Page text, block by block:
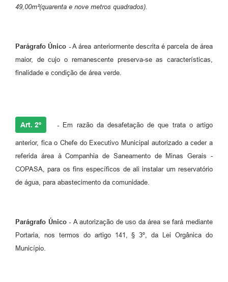
49,00m²(quarenta e nove metros quadrados).
Parágrafo Único -A área anteriormente descrita é parcela de área
maior, de cujo o remanescente preserva-se as características,
finalidade e condição de área verde.
Art. 2º - Em razão da desafetação de que trata o artigo
anterior, fica o Chefe do Executivo Municipal autorizado a ceder a
referida área à Companhia de Saneamento de Minas Gerais -
COPASA, para os fins específicos de ali instalar um reservatório
de água, para abastecimento da comunidade.
Parágrafo Único - A autorização de uso da área se fará mediante
Portaria, nos termos do artigo 141, § 3º, da Lei Orgânica do
Município.